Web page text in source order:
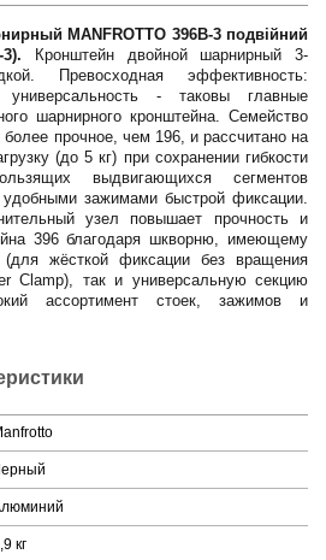
MANFROTTO 396В-3 подвійний
3).
Кронштейн двойной шарнирный 3-
Превосходная эффективность:
- таковы главные
шарнирного кронштейна. Семейство
прочное, чем 196, и рассчитано на
(до 5 кг) при сохранении гибкости
выдвигающихся сегментов
зажимами быстрой фиксации.
узел повышает прочность и
396 благодаря шкворню, имеющему
(для жёсткой фиксации без вращения
Clamp), так и универсальную секцию
ассортимент стоек, зажимов и
кг